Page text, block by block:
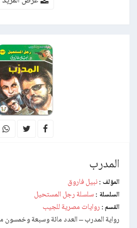
المدرب
المؤلف : نبيل فاروق
السلسلة : سلسلة رجل المستحيل
القسم : روايات مصرية للجيب
رواية المدرب – العدد مائة وسبعة